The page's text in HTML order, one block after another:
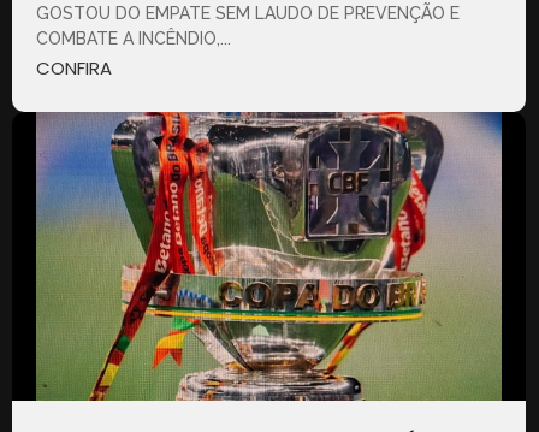
GOSTOU DO EMPATE SEM LAUDO DE PREVENÇÃO E
COMBATE A INCÊNDIO,...
CONFIRA